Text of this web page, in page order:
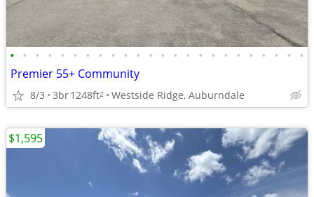
• • • • • • • • • • • • • • • • • • • • • • • •
Premier 55+ Community
8/3 3br1248ft2 Westside Ridge, Auburndale
$1,595